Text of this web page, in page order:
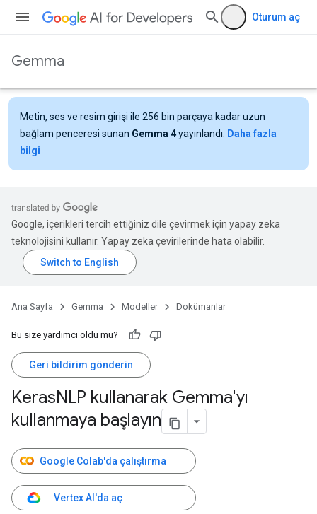
Oturum aç
Gemma
Metin, ses ve resim girişi ile 256 bin parçaya kadar uzun
bağlam penceresi sunan Gemma 4yayınlandı.
Daha fazla
bilgi
Google, içerikleri tercih ettiğiniz dile çevirmek için yapay zeka
teknolojisini kullanır. Yapay zeka çevirilerinde hata olabilir.
Ana Sayfa Gemma Modeller Dokümanlar
Bu size yardımcı oldu mu?
Geri bildirim gönderin
KerasNLP kullanarak Gemma'yı
kullanmaya başlayın
Google Colab'da çalıştırma
Vertex AI'da aç